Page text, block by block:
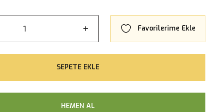
SEPETE EKLE
HEMEN AL